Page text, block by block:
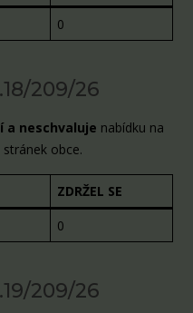
0
209/26
a neschvaluje nabídku na
obce.
ZDRŽEL SE
0
209/26